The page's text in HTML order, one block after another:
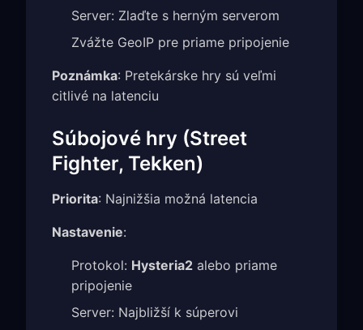
Server: Zlaďte s herným serverom
Zvážte GeoIP pre priame pripojenie
Poznámka: Pretekárske hry sú veľmi
citlivé na latenciu
Súbojové hry (Street
Fighter, Tekken)
Priorita: Najnižšia možná latencia
Nastavenie:
Protokol: Hysteria2 alebo priame
pripojenie
Server: Najbližší k súperovi